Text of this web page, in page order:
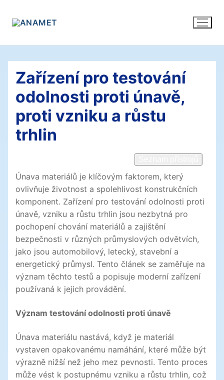
Zařízení pro testování
odolnosti proti únavě,
proti vzniku a růstu
trhlin
Únava materiálů je klíčovým faktorem, který
ovlivňuje životnost a spolehlivost konstrukčních
komponent. Zařízení pro testování odolnosti proti
únavě, vzniku a růstu trhlin jsou nezbytná pro
pochopení chování materiálů a zajištění
bezpečnosti v různých průmyslových odvětvích,
jako jsou automobilový, letecký, stavební a
energetický průmysl. Tento článek se zaměřuje na
význam těchto testů a popisuje moderní zařízení
používaná k jejich provádění.
Význam testování odolnosti proti únavě
Únava materiálu nastává, když je materiál
vystaven opakovanému namáhání, které může být
výrazně nižší než jeho mez pevnosti. Tento proces
může vést k postupnému vzniku a růstu trhlin, což